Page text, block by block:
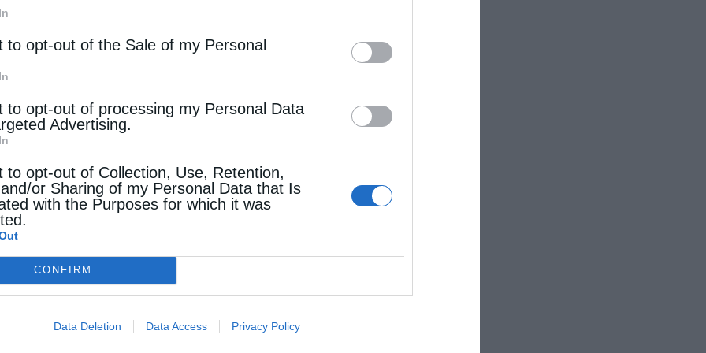
to opt-out of the Sale of my Personal
to opt-out of processing my Personal Data
Advertising.
to opt-out of Collection, Use, Retention,
or Sharing of my Personal Data that Is
with the Purposes for which it was
CONFIRM
Data Deletion Data Access Privacy Policy
είχαν θητεύσει οι νεομάρτυρες και οι
και οι έμποροι και οι καπεταναίοι, που
τον αγώνα που ερχόταν. Είχαν θητεύσει οι
πάσχιζαν ώστε οι υπόδουλοι να μην
τους, να μην χάσουν την ιδιοπροσωπία
όλος ο λαός, όλοι οι απλοί άνθρωποι που
κρατώντας με θυσίες τις παραδόσεις
και διατηρώντας τη γλώσσα τους. Και έτσι
το επαναστατικό εγχείρημα να οδηγηθεί
του χθες έγιναν οι ήρωες του σήμερα. Ο